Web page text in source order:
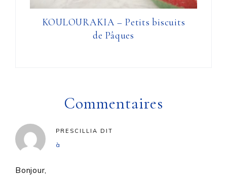
KOULOURAKIA – Petits biscuits
de Pâques
Commentaires
PRESCILLIA DIT
à
Bonjour,